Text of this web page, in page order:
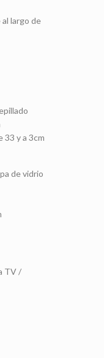
largo de
33 y a 3cm
de vidrio
TV /